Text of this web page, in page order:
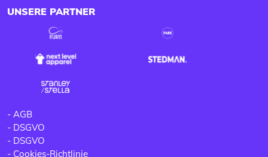
UNSERE PARTNER
- AGB
- DSGVO
- DSGVO
- Cookies-Richtlinie